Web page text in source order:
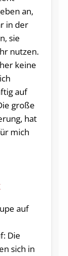
an,
in der
sie
nutzen.
keine
auf
große
hat
mich
auf
Die
sich in